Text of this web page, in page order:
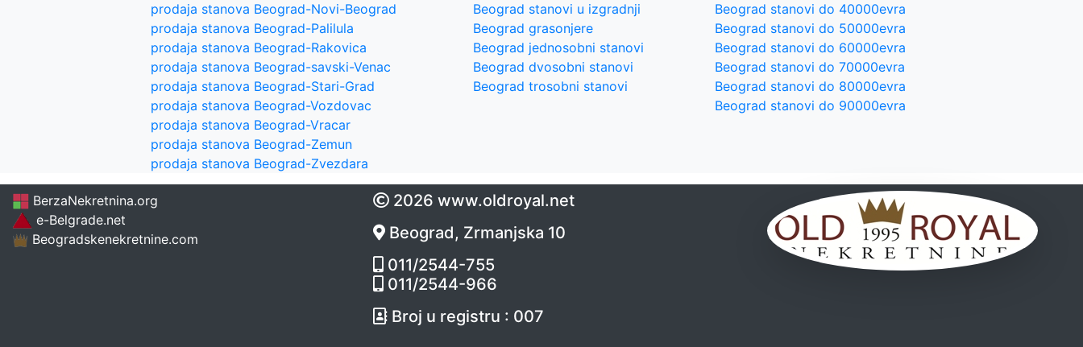
prodaja stanova Beograd-Novi-Beograd
prodaja stanova Beograd-Palilula
prodaja stanova Beograd-Rakovica
prodaja stanova Beograd-savski-Venac
prodaja stanova Beograd-Stari-Grad
prodaja stanova Beograd-Vozdovac
prodaja stanova Beograd-Vracar
prodaja stanova Beograd-Zemun
prodaja stanova Beograd-Zvezdara
Beograd stanovi u izgradnji
Beograd grasonjere
Beograd jednosobni stanovi
Beograd dvosobni stanovi
Beograd trosobni stanovi
Beograd stanovi do 40000evra
Beograd stanovi do 50000evra
Beograd stanovi do 60000evra
Beograd stanovi do 70000evra
Beograd stanovi do 80000evra
Beograd stanovi do 90000evra
BerzaNekretnina.org
e-Belgrade.net
Beogradskenekretnine.com
2026 www.oldroyal.net
Beograd, Zrmanjska 10
011/2544-755
011/2544-966
Broj u registru : 007